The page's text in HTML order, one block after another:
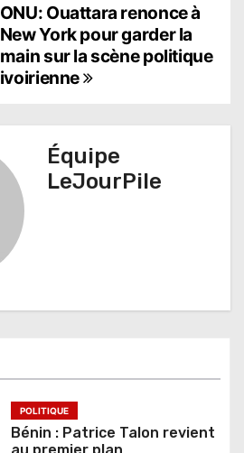
ONU: Ouattara renonce à
New York pour garder la
main sur la scène politique
ivoirienne
Équipe
LeJourPile
POLITIQUE
Bénin : Patrice Talon revient